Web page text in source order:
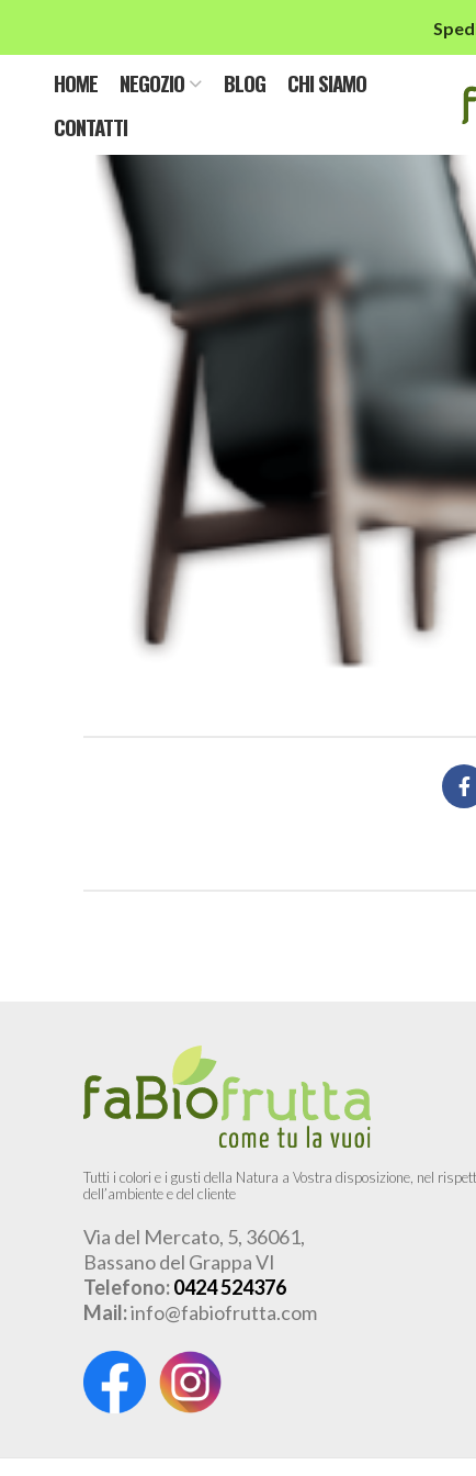
HOME NEGOZIO BLOG
CHI SIAMO
CONTATTI
Tutti i colori e i gusti della Natura a Vostra disposizione, nel
dell’ambiente e del cliente
Via del Mercato, 5, 36061,
Bassano del Grappa VI
Telefono:0424 524376
Mail:info@fabiofrutta.com